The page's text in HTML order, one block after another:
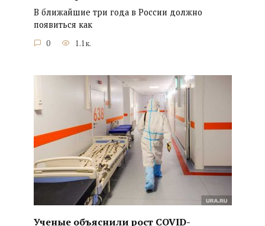
В ближайшие три года в России должно
появиться как
0 1.1к.
Ученые объяснили рост COVID-